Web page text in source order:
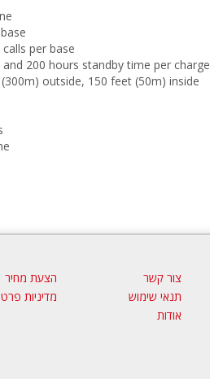
per base
200 hours standby time per charge
outside, 150 feet (50m) inside
צור קשר
הצעת מחיר
תנאי שימוש
מדיניות
אודות